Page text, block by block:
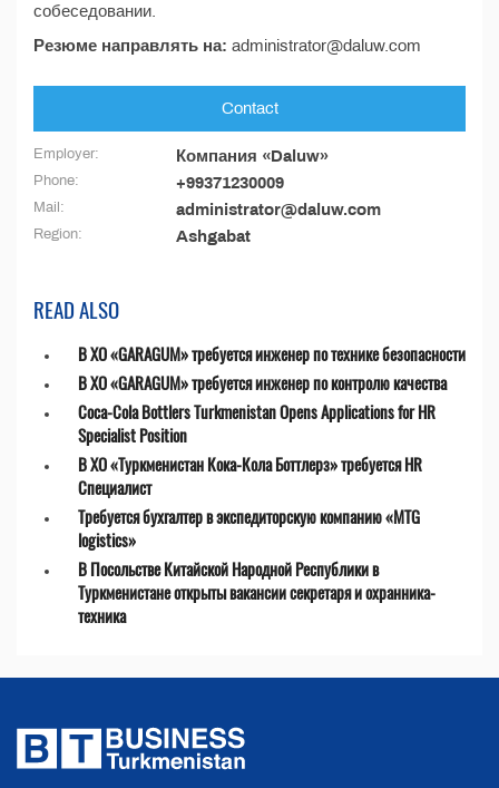
собеседовании.
Резюме направлять на: administrator@daluw.com
Contact
Employer: Компания «Daluw»
Phone: +99371230009
Mail: administrator@daluw.com
Region: Ashgabat
READ ALSO
В ХО «GARAGUM» требуется инженер по технике безопасности
В ХО «GARAGUM» требуется инженер по контролю качества
Coca-Cola Bottlers Turkmenistan Opens Applications for HR
Specialist Position
В ХО «Туркменистан Кока-Кола Боттлерз» требуется HR
Специалист
Требуется бухгалтер в экспедиторскую компанию «MTG
logistics»
В Посольстве Китайской Народной Республики в
Туркменистане открыты вакансии секретаря и охранника-
техника